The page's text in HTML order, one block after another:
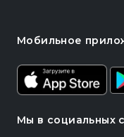
Мобильное
Мы в социальных